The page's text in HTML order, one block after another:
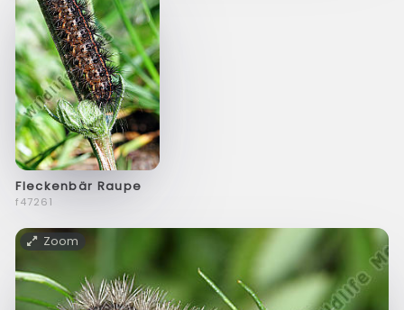
Fleckenbär Raupe
f47261
Zoom